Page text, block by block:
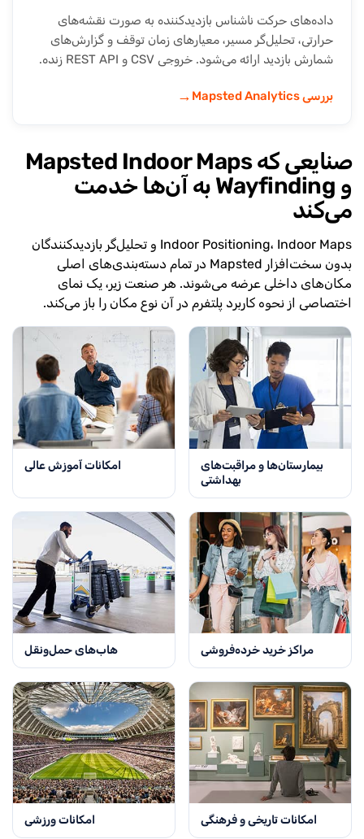
داده‌های حرکت ناشناس بازدیدکننده به صورت نقشه‌های
حرارتی، تحلیل‌گر مسیر، معیارهای زمان توقف و گزارش‌های
شمارش بازدید ارائه می‌شود. خروجی CSV و REST API زنده.
بررسی Mapsted Analytics →
صنایعی که Mapsted Indoor Maps
و Wayfinding به آن‌ها خدمت
می‌کند
Indoor Positioning، Indoor Maps و تحلیل‌گر بازدیدکنندگان
بدون سخت‌افزار Mapsted در تمام دسته‌بندی‌های اصلی
مکان‌های داخلی عرضه می‌شوند. هر صنعت زیر، یک نمای
اختصاصی از نحوه کاربرد پلتفرم در آن نوع مکان را باز می‌کند.
بیمارستان‌ها و مراقبت‌های
بهداشتی
امکانات آموزش عالی
مراکز خرید خرده‌فروشی هاب‌های حمل‌ونقل
امکانات تاریخی و فرهنگی امکانات ورزشی